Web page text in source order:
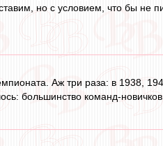
но с условием, что бы не
Аж три раза: в 1938,
большинство команд-